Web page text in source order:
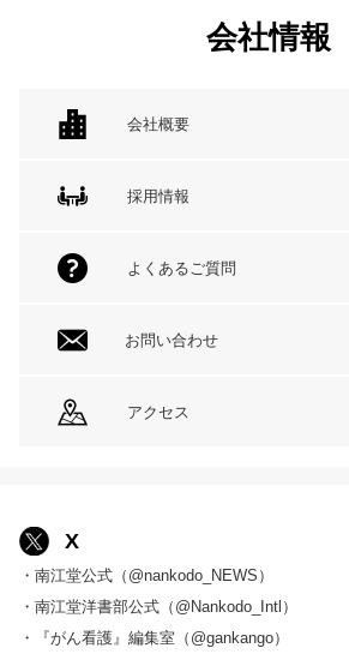
会社情報
会社概要
採用情報
よくあるご質問
お問い合わせ
アクセス
X
・南江堂公式（@nankodo_NEWS）
・南江堂洋書部公式（@Nankodo_Intl）
・『がん看護』編集室（@gankango）